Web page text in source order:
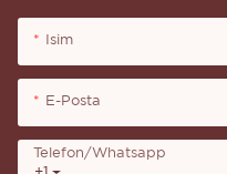
Isim
E-Posta
Telefon/whatsapp